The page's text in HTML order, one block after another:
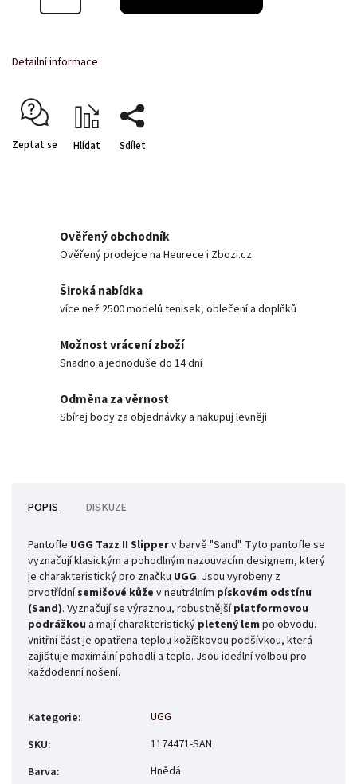
Detailní informace
Zeptat se Hlídat Sdílet
Ověřený obchodník
Ověřený prodejce na Heurece i Zbozi.cz
Široká nabídka
více než 2500 modelů tenisek, oblečení a doplňků
Možnost vrácení zboží
Snadno a jednoduše do 14 dní
Odměna za věrnost
Sbírej body za objednávky a nakupuj levněji
POPIS DISKUZE
Pantofle UGG Tazz II Slipperv barvě "Sand". Tyto pantofle se
vyznačují klasickým a pohodlným nazouvacím designem, který
je charakteristický pro značku UGG. Jsou vyrobeny z
prvotřídnísemišové kůže v neutrálním pískovém odstínu
(Sand). Vyznačují se výraznou, robustnějšíplatformovou
podrážkou a mají charakteristický pletený lem po obvodu.
Vnitřní část je opatřena teplou kožíškovou podšívkou, která
zajišťuje maximální pohodlí a teplo. Jsou ideální volbou pro
každodenní nošení.
Kategorie:
UGG
SKU:
1174471-SAN
Barva:
Hnědá